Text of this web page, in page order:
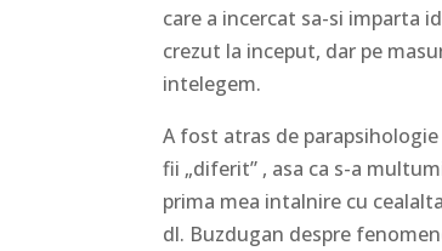
care a incercat sa-si imparta
crezut la inceput, dar pe
intelegem.
A fost atras de
fii „diferit” , asa ca s-a
prima mea intalnire cu
dl. Buzdugan despre